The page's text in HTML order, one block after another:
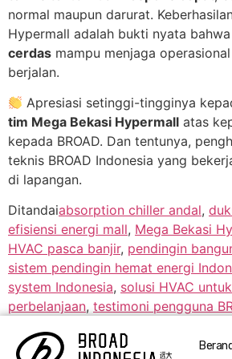
normal maupun darurat.
Hypermall adalah bukti nyata bahwa
cerdas mampu menjaga
berjalan.
Apresiasi setinggi-tingginya
tim Mega Bekasi Hypermall atas
kepada BROAD. Dan tentunya,
teknis BROAD Indonesia yang
di lapangan.
Ditandaiabsorption chiller andal,
efisiensi energi mall, Mega Bekasi
HVAC pasca banjir, pendingin
sistem pendingin hemat energi
system Indonesia, solusi HVAC
perbelanjaan, testimoni pengguna